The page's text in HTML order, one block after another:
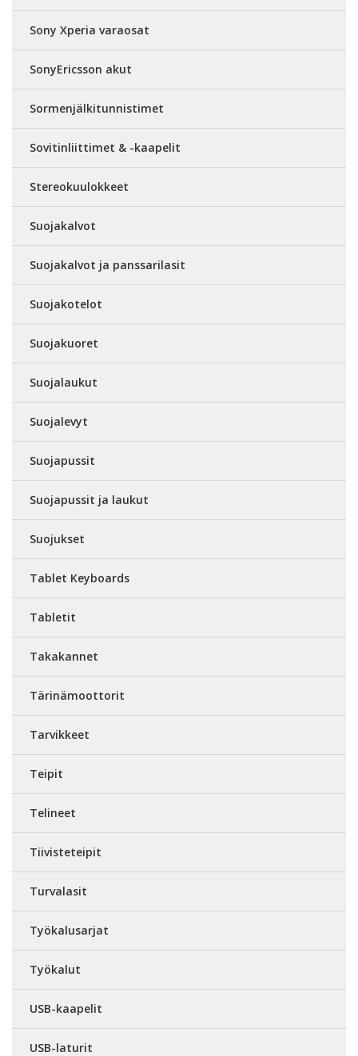
Sony Xperia varaosat
SonyEricsson akut
Sormenjälkitunnistimet
Sovitinliittimet & -kaapelit
Stereokuulokkeet
Suojakalvot
Suojakalvot ja panssarilasit
Suojakotelot
Suojakuoret
Suojalaukut
Suojalevyt
Suojapussit
Suojapussit ja laukut
Suojukset
Tablet Keyboards
Tabletit
Takakannet
Tärinämoottorit
Tarvikkeet
Teipit
Telineet
Tiivisteteipit
Turvalasit
Työkalusarjat
Työkalut
USB-kaapelit
USB-laturit